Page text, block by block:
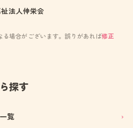
法人伸栄会
場合がございます。誤りがあれば修正
探す
覧